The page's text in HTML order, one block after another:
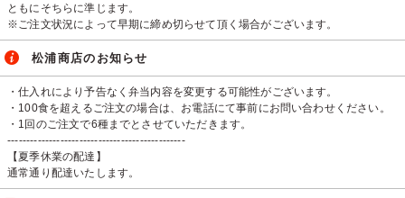
ともにそちらに準じます。
※ご注文状況によって早期に締め切らせて頂く場合がございます。
松浦商店のお知らせ
・仕入れにより予告なく弁当内容を変更する可能性がございます。
・100食を超えるご注文の場合は、お電話にて事前にお問い合わせください。
・1回のご注文で6種までとさせていただきます。
-----------------------------------------------
【夏季休業の配達】
通常通り配達いたします。